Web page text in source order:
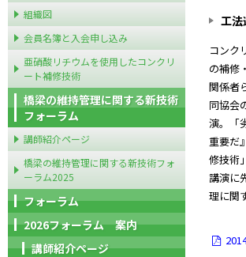
工法
コンク
の補修
関係者
同協会
演。「
重要だ
修技術
講演に
理に関
組織図
会員名簿と入会申し込み
亜硝酸リチウムを使用したコンクリ
ート補修技術
橋梁の維持管理に関する新技術
フォーラム
講師紹介ページ
橋梁の維持管理に関する新技術フォ
ーラム2025
フォーラム
2026フォーラム 案内
講師紹介ページ